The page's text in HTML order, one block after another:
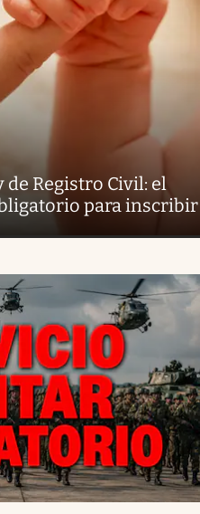
de Registro Civil: el
para inscribir